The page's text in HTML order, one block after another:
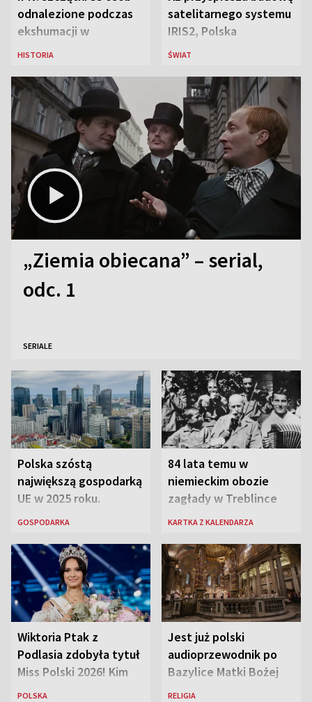
odnalezione podczas
ekshumacji w
Ostrówkach i Woli
HISTORIA
satelitarnego systemu
IRIS2, Polska
przeznaczy 656 mln
ŚWIAT
„Ziemia obiecana” – serial,
odc. 1
SERIALE
Polska szóstą
największą gospodarką
UE w 2025 roku.
Najnowsze dane
GOSPODARKA
84 lata temu w
niemieckim obozie
zagłady w Treblince
zmarł Janusz Korczak
KARTKA Z KALENDARZA
Wiktoria Ptak z
Podlasia zdobyła tytuł
Miss Polski 2026! Kim
jest nowa królowa
POLSKA
Jest już polski
audioprzewodnik po
Bazylice Matki Bożej
Większej w Rzymie
RELIGIA